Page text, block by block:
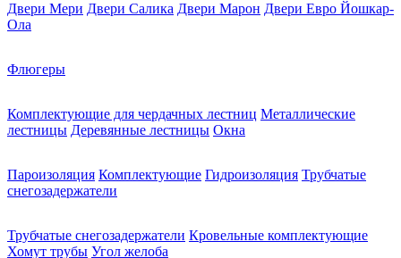
Двери Мери Двери Салика Двери Марон Двери Евро Йошкар-
Ола
Флюгеры
Комплектующие для чердачных лестниц Металлические
лестницы Деревянные лестницы Окна
Пароизоляция Комплектующие Гидроизоляция Трубчатые
снегозадержатели
Трубчатые снегозадержатели Кровельные комплектующие
Хомут трубы Угол желоба